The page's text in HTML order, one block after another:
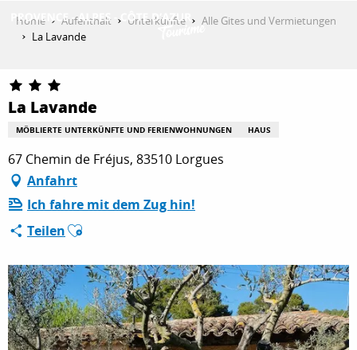
ENTDECKEN
AKTIVITÄTEN
AUFENTHALT
ESPACE PRO
Home Aufenthalt Unterkünfte
Alle Gites und Vermietungen
La Lavande
La Lavande
MÖBLIERTE UNTERKÜNFTE UND FERIENWOHNUNGEN HAUS
67 Chemin de Fréjus, 83510 Lorgues
Anfahrt
Ich fahre mit dem Zug hin!
TeilenAjouter aux favoris